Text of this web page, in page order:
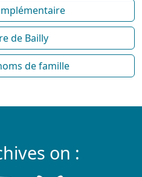
de Bailly
de famille
on :